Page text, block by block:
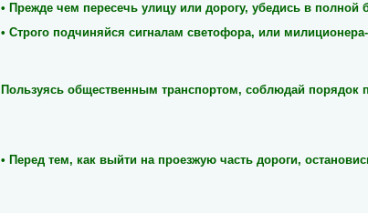
• Прежде чем пересечь улицу или дорогу, убедись в полной
• Строго подчиняйся сигналам светофора, или
Пользуясь общественным транспортом, соблюдай порядок
• Перед тем, как выйти на проезжую часть дороги,